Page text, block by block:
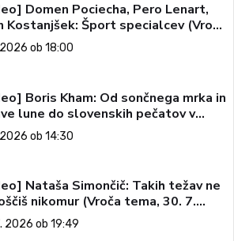
Domen Pociecha, Pero Lenart,
Kostanjšek: Šport specialcev (Vroča
6. 8. 2026)
ob 18:00
Boris Kham: Od sončnega mrka in
lune do slovenskih pečatov v
(Vroča tema, 2. 8. 2026)
ob 14:30
Nataša Simončič: Takih težav ne
nikomur (Vroča tema, 30. 7.
2026 ob 19:49